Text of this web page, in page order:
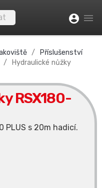
account_circle 
Příslušenství
Hydraulické nůžky
RSX180-
PLUS s 20m hadicí.